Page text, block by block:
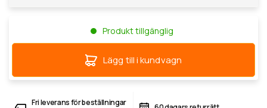
Produkt tillgänglig
Lägg till i kundvagn
Fri leverans för beställningar